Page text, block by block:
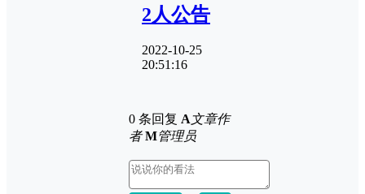
2人公告
2022-10-25
20:51:16
0 条回复 A文章作
者 M管理员